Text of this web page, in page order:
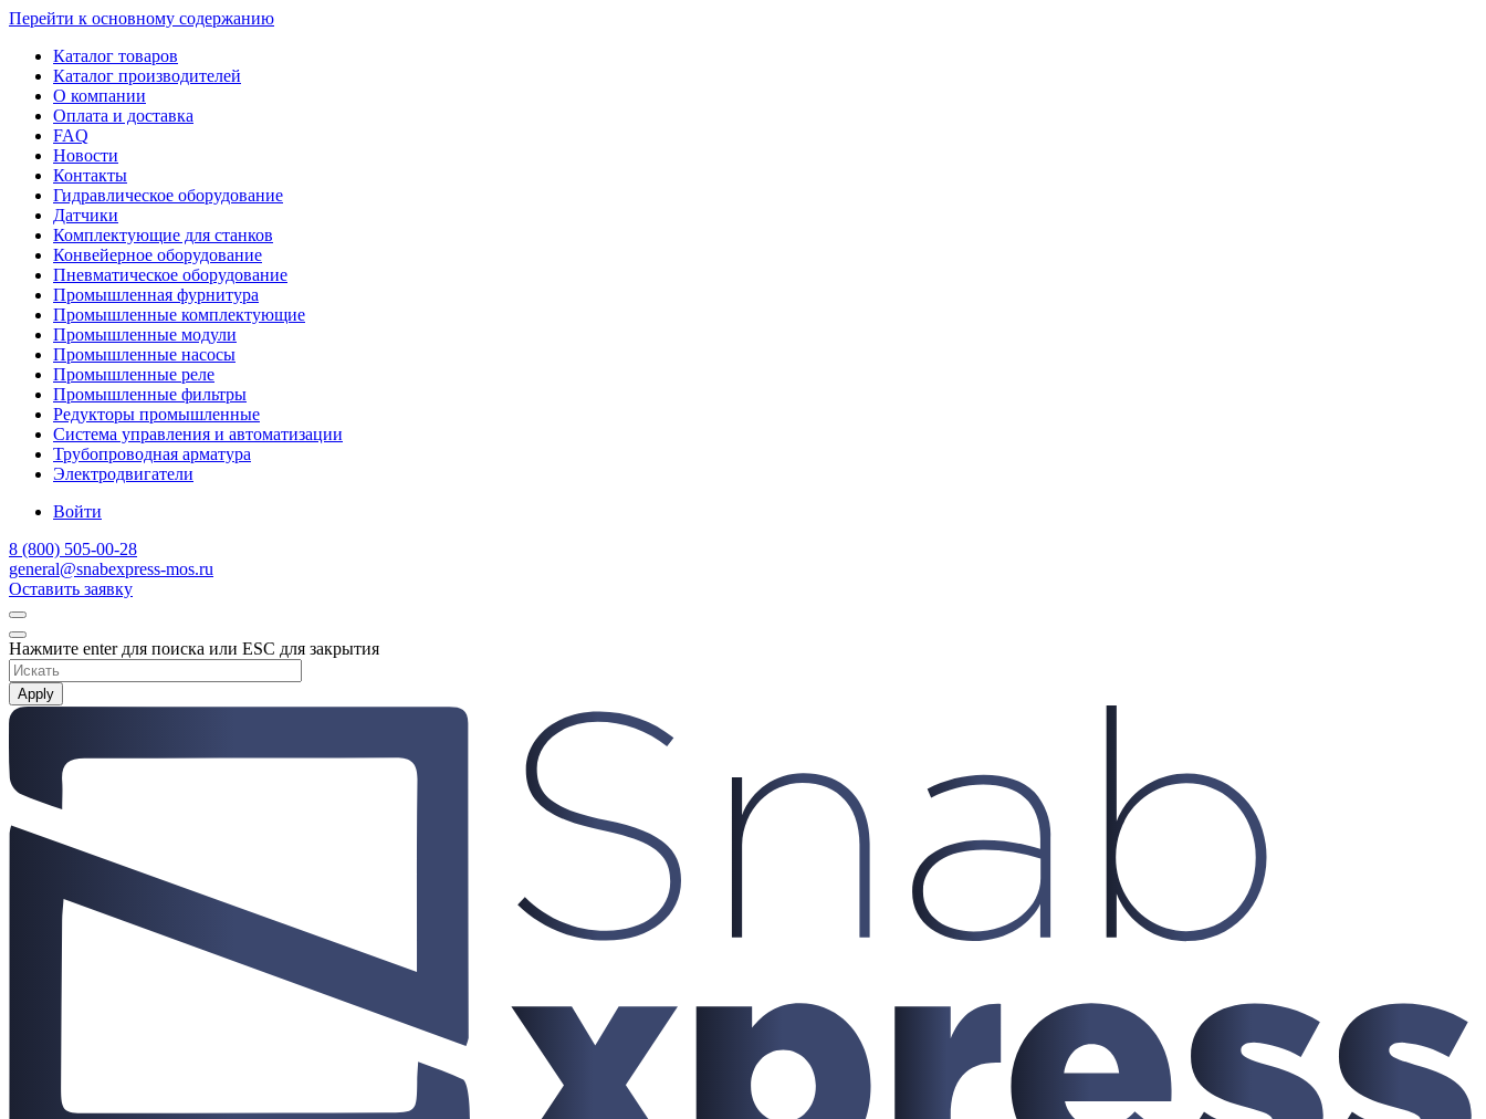
Перейти к основному содержанию
Каталог товаров
Каталог производителей
О компании
Оплата и доставка
FAQ
Новости
Контакты
Гидравлическое оборудование
Датчики
Комплектующие для станков
Конвейерное оборудование
Пневматическое оборудование
Промышленная фурнитура
Промышленные комплектующие
Промышленные модули
Промышленные насосы
Промышленные реле
Промышленные фильтры
Редукторы промышленные
Система управления и автоматизации
Трубопроводная арматура
Электродвигатели
Войти
8 (800) 505-00-28
general@snabexpress-mos.ru
Оставить заявку
Нажмите enter для поиска или ESC для закрытия
Apply